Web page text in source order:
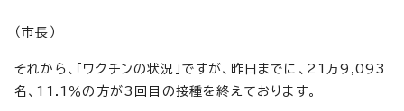
（市長）
それから、「ワクチンの状況」ですが、昨日までに、21万9,093
名、11.1％の方が3回目の接種を終えております。